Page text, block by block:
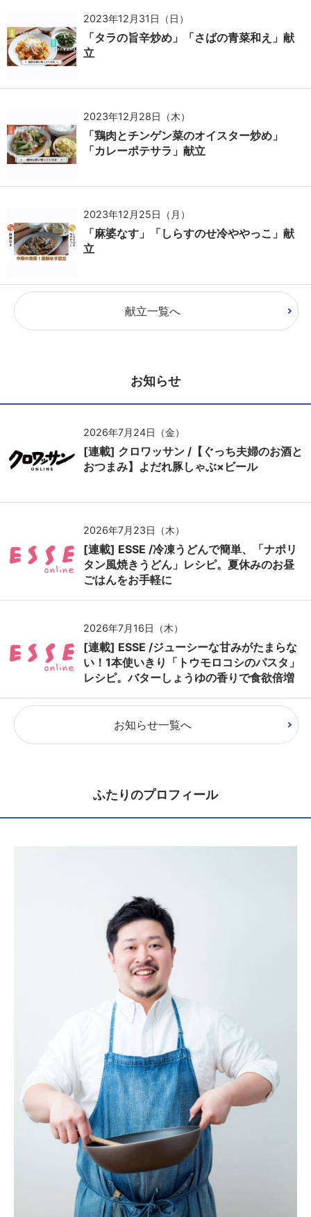
2023年12月31日（日）
「タラの旨辛炒め」「さばの青菜和え」献
立
2023年12月28日（木）
「鶏肉とチンゲン菜のオイスター炒め」
「カレーポテサラ」献立
2023年12月25日（月）
「麻婆なす」「しらすのせ冷ややっこ」献
立
献立一覧へ
お知らせ
2026年7月24日（金）
[連載] クロワッサン /【ぐっち夫婦のお酒と
おつまみ】よだれ豚しゃぶ×ビール
2026年7月23日（木）
[連載] ESSE /冷凍うどんで簡単、「ナポリ
タン風焼きうどん」レシピ。夏休みのお昼
ごはんをお手軽に
2026年7月16日（木）
[連載] ESSE /ジューシーな甘みがたまらな
い！1本使いきり「トウモロコシのパスタ」
レシピ。バターしょうゆの香りで食欲倍増
お知らせ一覧へ
ふたりのプロフィール